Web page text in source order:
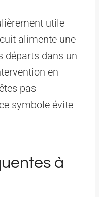
utile
alimente une
départs dans un
en
pas
symbole évite
à